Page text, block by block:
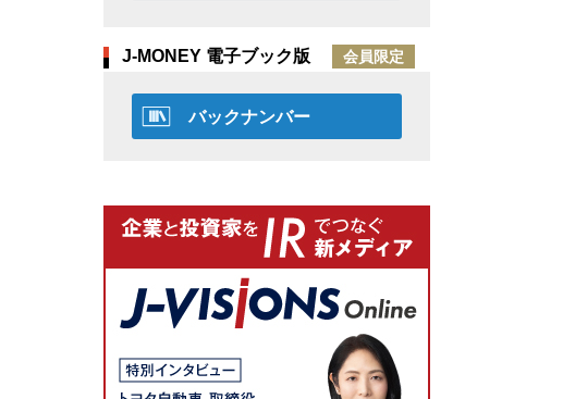
J-MONEY 電子ブック版 会員限定
バックナンバー